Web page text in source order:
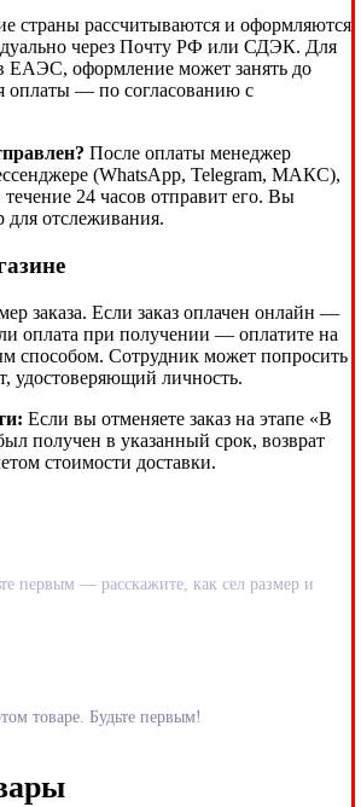
страны рассчитываются и оформляются
через Почту РФ или СДЭК. Для
ЕАЭС, оформление может занять до
оплаты — по согласованию с
После оплаты менеджер
(WhatsApp, Telegram, МАКС),
течение 24 часов отправит его. Вы
для отслеживания.
заказа. Если заказ оплачен онлайн —
оплата при получении — оплатите на
способом. Сотрудник может попросить
удостоверяющий личность.
Если вы отменяете заказ на этапе «В
получен в указанный срок, возврат
стоимости доставки.
первым — расскажите, как сел размер и
товаре. Будьте первым!